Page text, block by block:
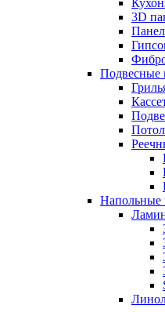
3D
Подвесные
Напольные